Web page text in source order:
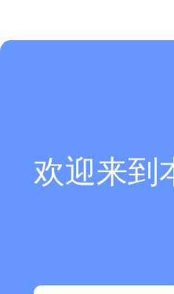
欢迎来到